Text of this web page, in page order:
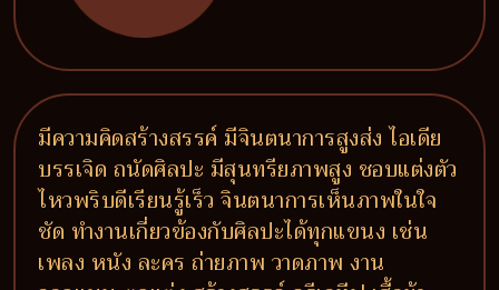
มีความคิดสร้างสรรค์ มีจินตนาการสูงส่ง ไอเดีย
บรรเจิด ถนัดศิลปะ มีสุนทรียภาพสูง ชอบแต่งตัว
ไหวพริบดีเรียนรู้เร็ว จินตนาการเห็นภาพในใจ
ชัด ทำงานเกี่ยวข้องกับศิลปะได้ทุกแขนง เช่น
เพลง หนัง ละคร ถ่ายภาพ วาดภาพ งาน